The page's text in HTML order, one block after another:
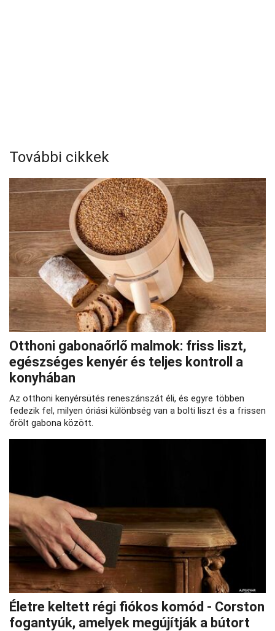
További cikkek
Otthoni gabonaőrlő malmok: friss liszt,
egészséges kenyér és teljes kontroll a
konyhában
Az otthoni kenyérsütés reneszánszát éli, és egyre többen
fedezik fel, milyen óriási különbség van a bolti liszt és a frissen
őrölt gabona között.
Életre keltett régi fiókos komód - Corston
fogantyúk, amelyek megújítják a bútort